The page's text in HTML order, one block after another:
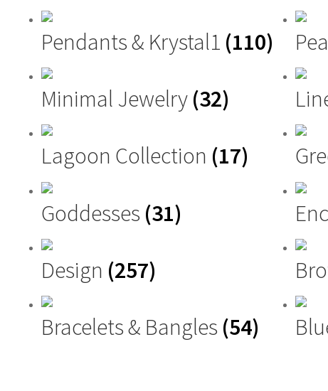
Pendants & Krystal1 (110)
Minimal Jewelry (32)
Lagoon Collection (17)
Goddesses (31)
Design (257)
Bracelets & Bangles (54)